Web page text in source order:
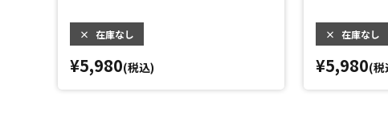
× 在庫なし
¥5,980(税込)
× 在庫なし
¥5,980(税